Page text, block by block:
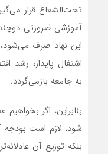
تحت‌الشعاع قرار
آموزشی ضرورتی
این نهاد صرف می‌شود،
اشتغال پایدار،
به جامعه بازمی‌گردد.
بنابراین، اگر
شود، لازم است بودجه
بلکه توزیع آن